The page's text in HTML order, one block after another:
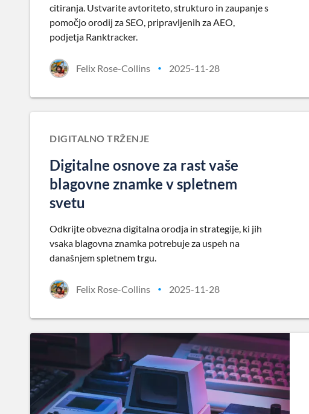
citiranja. Ustvarite avtoriteto, strukturo in zaupanje s
pomočjo orodij za SEO, pripravljenih za AEO,
podjetja Ranktracker.
Felix Rose-Collins • 2025-11-28
DIGITALNO TRŽENJE
Digitalne osnove za rast vaše
blagovne znamke v spletnem
svetu
Odkrijte obvezna digitalna orodja in strategije, ki jih
vsaka blagovna znamka potrebuje za uspeh na
današnjem spletnem trgu.
Felix Rose-Collins • 2025-11-28